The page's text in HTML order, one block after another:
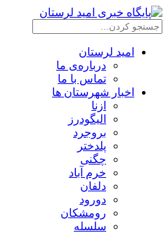
امید لرستان
درباره‌ی ما
تماس با ما
اخبار شهرستان ها
ازنا
الیگودرز
بروجرد
پلدختر
چگنی
خرم آباد
دلفان
دورود
رومشکان
سلسله